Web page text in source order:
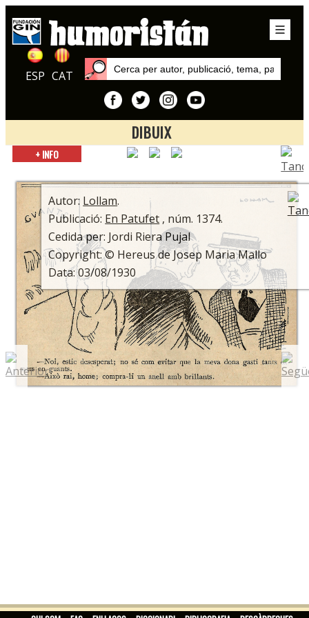
ESP CAT
DIBUIX
Inici
Lollam
+ INFO
Autor: Lollam.
Publicació: En Patufet , núm. 1374.
Cedida per: Jordi Riera Pujal
Copyright: © Hereus de Josep Maria Mallo
Data: 03/08/1930